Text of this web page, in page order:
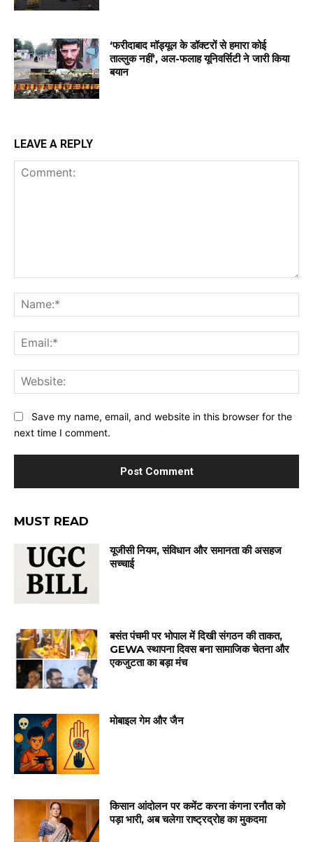
‘फरीदाबाद मॉड्यूल के डॉक्टरों से हमारा कोई
ताल्लुक नहीं’, अल-फलाह यूनिवर्सिटी ने जारी किया
बयान
LEAVE A REPLY
Save my name, email, and website in this browser for the
next time I comment.
MUST READ
यूजीसी नियम, संविधान और समानता की असहज
सच्चाई
बसंत पंचमी पर भोपाल में दिखी संगठन की ताकत,
GEWA स्थापना दिवस बना सामाजिक चेतना और
एकजुटता का बड़ा मंच
मोबाइल गेम और जैन
किसान आंदोलन पर कमेंट करना कंगना रनौत को
पड़ा भारी, अब चलेगा राष्ट्रद्रोह का मुकदमा